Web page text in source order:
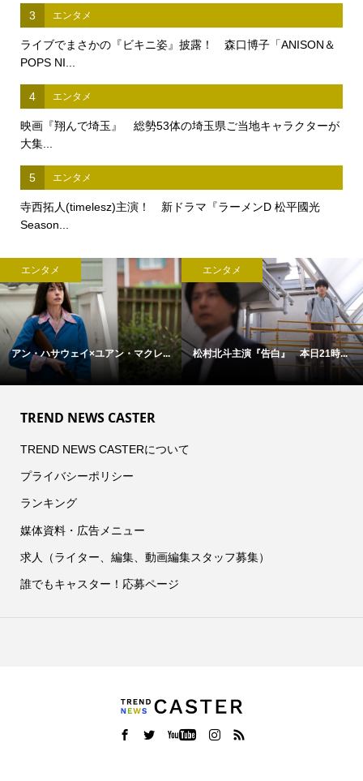
3 エンタメ
ライブでまさかの『ビキニ姿』披露！ 森口博子「ANISON＆
POPS NI...
4 エンタメ
映画『翔んで埼玉』 総勢53体の埼玉県ご当地キャラクターが
大集...
5 エンタメ
寺西拓人(timelesz)主演！ 新ドラマ『ラーメンD 松平國光
Season...
エンタメ
アン・ハサウェイ×ユアン・マクレ...
エンタメ
松村北斗主演『告白』 本日21時...
TREND NEWS CASTER
TREND NEWS CASTERについて
プライバシーポリシー
ランキング
媒体資料・広告メニュー
求人（ライター、編集、動画編集スタッフ募集）
誰でもキャスター！応募ページ